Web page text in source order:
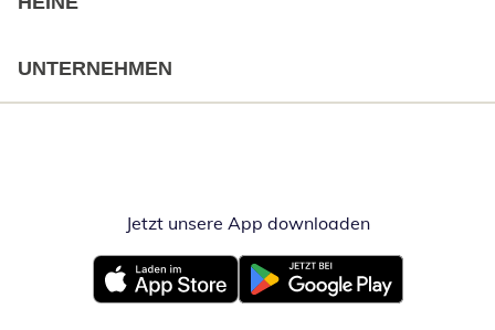
UNTERNEHMEN
Jetzt unsere App downloadenÖffnet in
Öffnet in neuem FensterÖffnet in neuem Fenster